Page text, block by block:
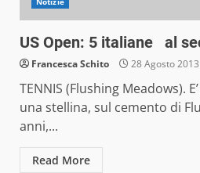
US Open: 5 italiane al
Francesca Schito 28 Agosto 2013
TENNIS (Flushing Meadows).
una stellina, sul cemento di
anni,...
Read More